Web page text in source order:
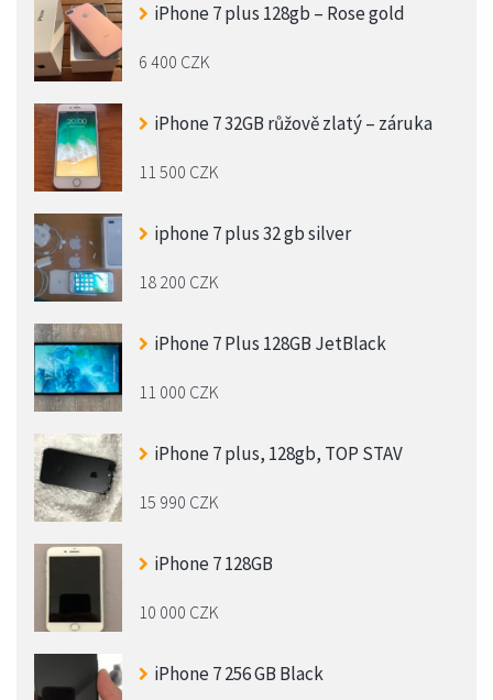
iPhone 7 plus 128gb – Rose gold
6 400 CZK
iPhone 7 32GB růžově zlatý – záruka
11 500 CZK
iphone 7 plus 32 gb silver
18 200 CZK
iPhone 7 Plus 128GB JetBlack
11 000 CZK
iPhone 7 plus, 128gb, TOP STAV
15 990 CZK
iPhone 7 128GB
10 000 CZK
iPhone 7 256 GB Black